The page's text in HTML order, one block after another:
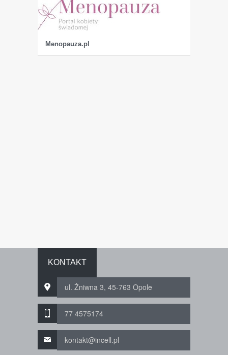
Menopauza.pl
KONTAKT
ul. Żniwna 3, 45-763 Opole
77 4575174
kontakt@incell.pl